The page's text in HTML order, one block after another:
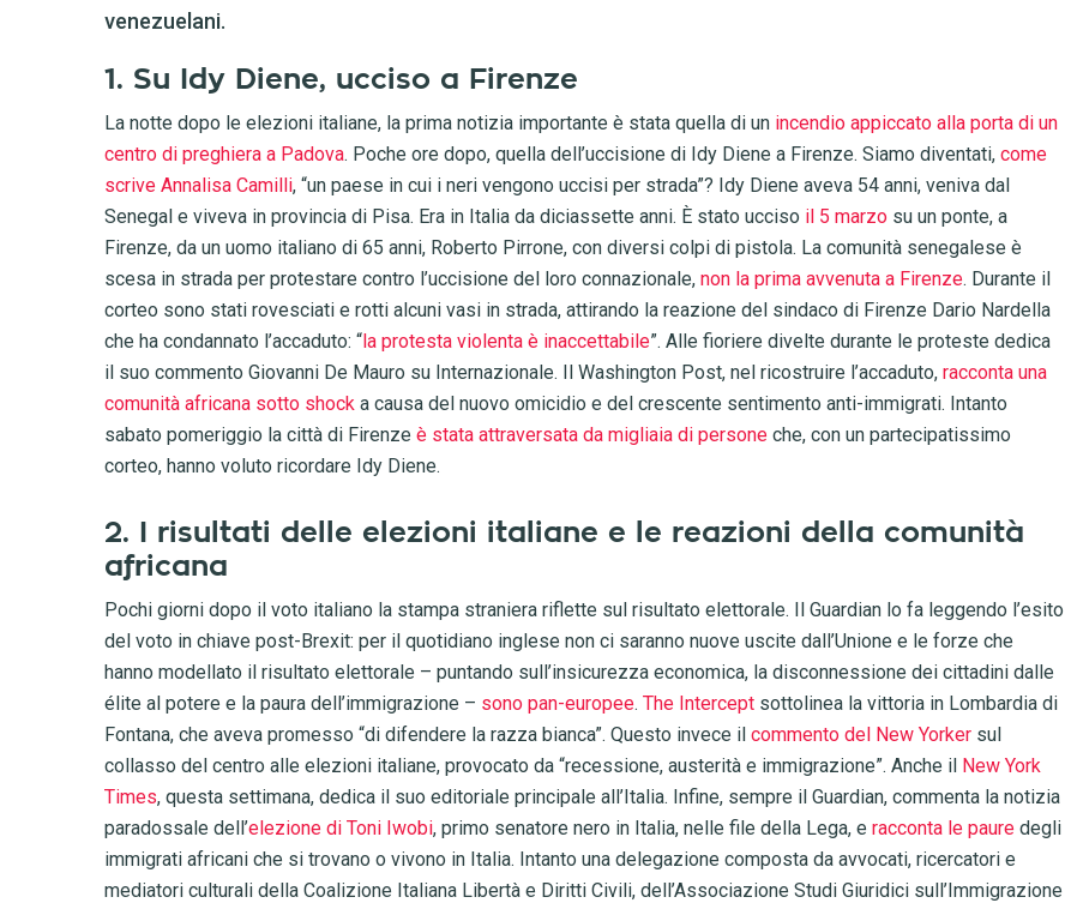
venezuelani.
1. Su Idy Diene, ucciso a Firenze
La notte dopo le elezioni italiane, la prima notizia importante è stata quella di un incendio appiccato alla porta di un
centro di preghiera a Padova. Poche ore dopo, quella dell’uccisione di Idy Diene a Firenze. Siamo diventati, come
scrive Annalisa Camilli, “un paese in cui i neri vengono uccisi per strada”? Idy Diene aveva 54 anni, veniva dal
Senegal e viveva in provincia di Pisa. Era in Italia da diciassette anni. È stato ucciso il 5 marzo su un ponte, a
Firenze, da un uomo italiano di 65 anni, Roberto Pirrone, con diversi colpi di pistola. La comunità senegalese è
scesa in strada per protestare contro l’uccisione del loro connazionale, non la prima avvenuta a Firenze. Durante il
corteo sono stati rovesciati e rotti alcuni vasi in strada, attirando la reazione del sindaco di Firenze Dario Nardella
che ha condannato l’accaduto: “la protesta violenta è inaccettabile”. Alle fioriere divelte durante le proteste dedica
il suo commento Giovanni De Mauro su Internazionale. Il Washington Post, nel ricostruire l’accaduto, racconta una
comunità africana sotto shock a causa del nuovo omicidio e del crescente sentimento anti-immigrati. Intanto
sabato pomeriggio la città di Firenze è stata attraversata da migliaia di persone che, con un partecipatissimo
corteo, hanno voluto ricordare Idy Diene.
2. I risultati delle elezioni italiane e le reazioni della comunità
africana
Pochi giorni dopo il voto italiano la stampa straniera riflette sul risultato elettorale. Il Guardian lo fa leggendo l’esito
del voto in chiave post-Brexit: per il quotidiano inglese non ci saranno nuove uscite dall’Unione e le forze che
hanno modellato il risultato elettorale – puntando sull’insicurezza economica, la disconnessione dei cittadini dalle
élite al potere e la paura dell’immigrazione – sono pan-europee. The Intercept sottolinea la vittoria in Lombardia di
Fontana, che aveva promesso “di difendere la razza bianca”. Questo invece il commento del New Yorker sul
collasso del centro alle elezioni italiane, provocato da “recessione, austerità e immigrazione”. Anche il New York
Times, questa settimana, dedica il suo editoriale principale all’Italia. Infine, sempre il Guardian, commenta la notizia
paradossale dell’elezione di Toni Iwobi, primo senatore nero in Italia, nelle file della Lega, e racconta le paure degli
immigrati africani che si trovano o vivono in Italia. Intanto una delegazione composta da avvocati, ricercatori e
mediatori culturali della Coalizione Italiana Libertà e Diritti Civili, dell’Associazione Studi Giuridici sull’Immigrazione